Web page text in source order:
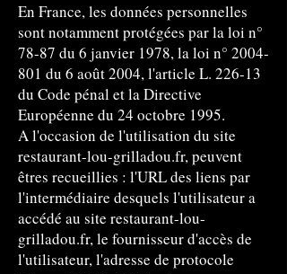
En France, les données personnelles
sont notamment protégées par la loi n°
78-87 du 6 janvier 1978, la loi n° 2004-
801 du 6 août 2004, l'article L. 226-13
du Code pénal et la Directive
Européenne du 24 octobre 1995.
A l'occasion de l'utilisation du site
restaurant-lou-grilladou.fr, peuvent
êtres recueillies : l'URL des liens par
l'intermédiaire desquels l'utilisateur a
accédé au site restaurant-lou-
grilladou.fr, le fournisseur d'accès de
l'utilisateur, l'adresse de protocole